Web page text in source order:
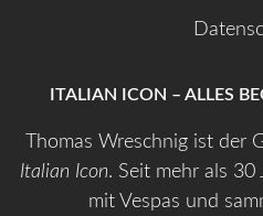
ITALIAN ICON – ALLES
Thomas Wreschnig ist der
Italian Icon. Seit mehr als 30
mit Vespas und